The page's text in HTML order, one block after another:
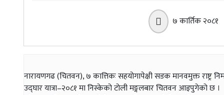
७ कार्तिक २०८१
नारायणगढ (चितवन), ७ कात्तिकः सहयोगापेक्षी सडक मानवमुक्त राष्ट्र
उद्घार यात्रा–२०८१ मा निस्केको टोली मङ्गलबार चितवन आइपुगेको छ ।